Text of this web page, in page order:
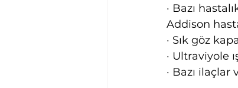
· Bazı
Addison
· Sık göz
· Ultraviyole
· Bazı